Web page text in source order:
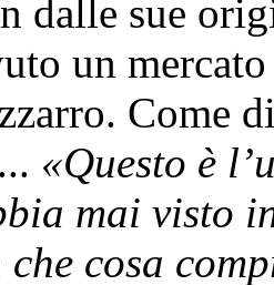
dalle sue
un
Come
«Questo è
mai visto
che cosa